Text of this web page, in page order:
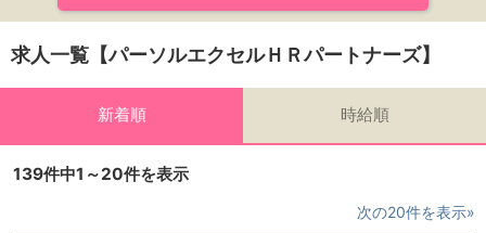
求人一覧【パーソルエクセルＨＲパートナーズ】
新着順 時給順
139件中1～20件を表示
次の20件を表示»